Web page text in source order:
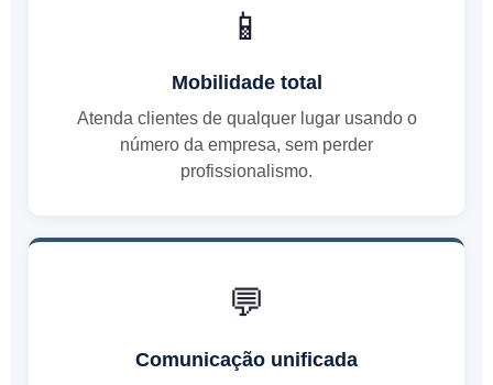
📱
Mobilidade total
Atenda clientes de qualquer lugar usando o
número da empresa, sem perder
profissionalismo.
💬
Comunicação unificada